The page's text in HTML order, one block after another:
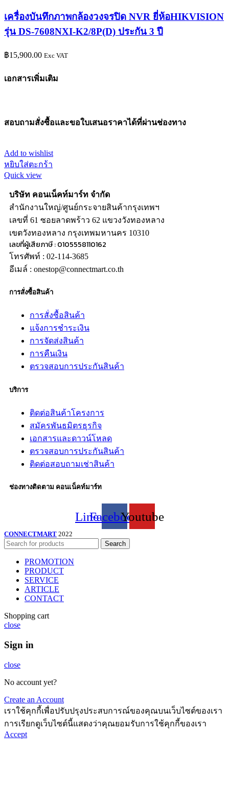
เครื่องบันทึกภาพกล้องวงจรปิด NVR ยี่ห้อHIKVISION
รุ่น DS-7608NXI-K2/8P(D) ประกัน 3 ปี
฿15,900.00 Exc VAT
เอกสารเพิ่มเติม
สอบถามสั่งซื้อและขอใบเสนอราคาได้ที่ผ่านช่องทาง
Add to wishlist
หยิบใส่ตะกร้า
Quick view
บริษัท คอนเน็คท์มาร์ท จำกัด
สำนักงานใหญ่/ศูนย์กระจายสินค้ากรุงเทพฯ
เลขที่ 61 ซอยลาดพร้าว 62 แขวงวังทองหลาง
เขตวังทองหลาง กรุงเทพมหานคร 10310
เลขที่ผู้เสียภาษี : 0105558110162
โทรศัพท์ : 02-114-3685
อีเมล์ : onestop@connectmart.co.th
การสั่งซื้อสินค้า
การสั่งซื้อสินค้า
แจ้งการชำระเงิน
การจัดส่งสินค้า
การคืนเงิน
ตรวจสอบการประกันสินค้า
บริการ
ติดต่อสินค้าโครงการ
สมัครพันธมิตรธุรกิจ
เอกสารและดาวน์โหลด
ตรวจสอบการประกันสินค้า
ติดต่อสอบถามเช่าสินค้า
ช่องทางติดตาม คอนเน็คท์มาร์ท
LineFacebookYoutube
CONNECTMART 2022
Search
PROMOTION
PRODUCT
SERVICE
ARTICLE
CONTACT
Shopping cart
close
Sign in
close
No account yet?
Create an Account
เราใช้คุกกี้เพื่อปรับปรุงประสบการณ์ของคุณบนเว็บไซต์ของเรา
การเรียกดูเว็บไซต์นี้แสดงว่าคุณยอมรับการใช้คุกกี้ของเรา
Accept